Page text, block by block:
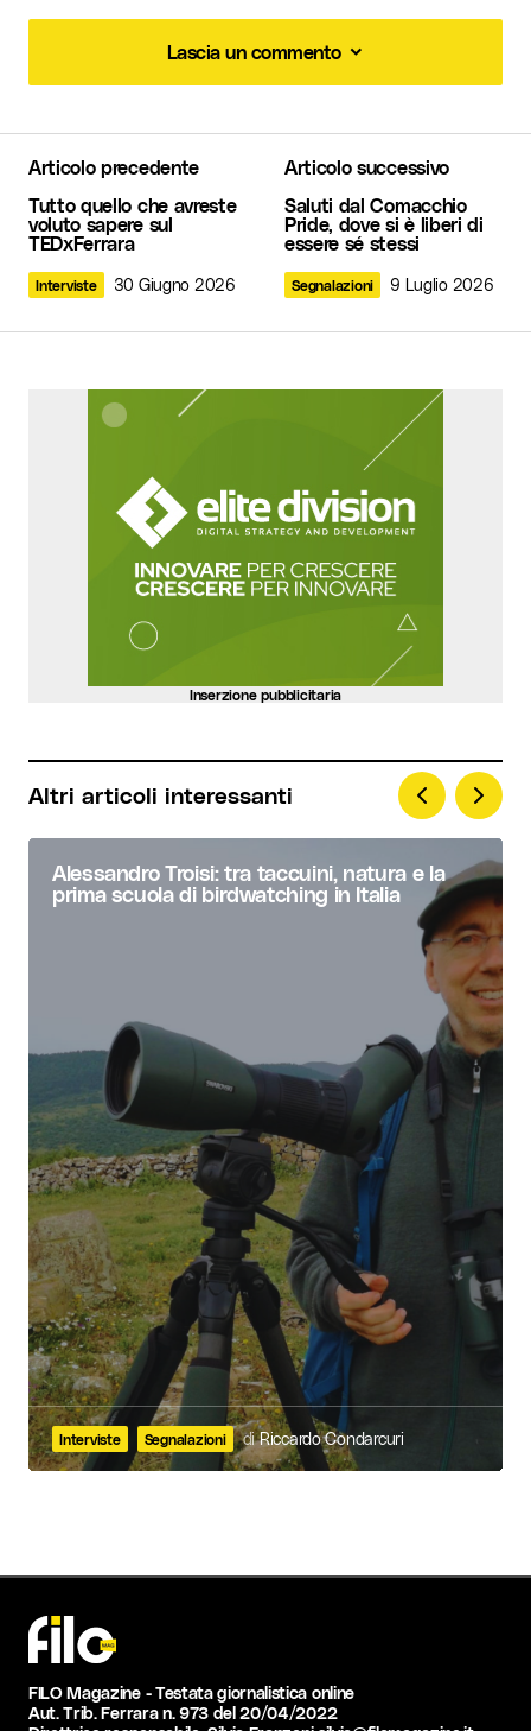
Lascia un commento
Il tuo indirizzo email non sarà pubblicato. I
campi obbligatori sono contrassegnati*
Commento*
Your Name
Your E-mail*
Invia commento
Articolo precedente
Tutto quello che avreste
voluto sapere sul
TEDxFerrara
Interviste 30 Giugno 2026
Articolo successivo
Saluti dal Comacchio
Pride, dove si è liberi di
essere sé stessi
Segnalazioni 9 Luglio 2026
Inserzione pubblicitaria
Altri articoli interessanti
Alessandro Troisi: tra taccuini, natura e la
prima scuola di birdwatching in Italia
Interviste Segnalazioni di Riccardo Condarcuri
FILO Magazine - Testata giornalistica online
Aut. Trib. Ferrara n. 973 del 20/04/2022